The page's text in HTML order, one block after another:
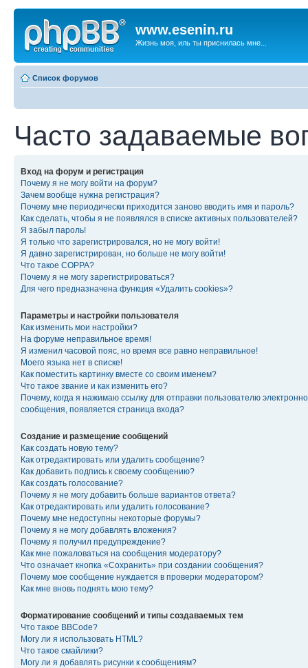
www.esenin.ru
Жизнь моя, иль ты приснилась мне...
Список форумов
Часто задаваемые
Вход на форум и регистрация
Почему я не могу войти на форум?
Зачем вообще нужна регистрация?
Почему мне периодически приходится заново вводить имя и пароль?
Как сделать, чтобы я не появлялся в списке активных пользователей?
Я забыл пароль!
Я только что зарегистрировался, но не могу войти!
Я давно зарегистрирован, но больше не могу войти!
Что такое COPPA?
Почему я не могу зарегистрироваться?
Для чего предназначена функция «Удалить cookies»?
Параметры и настройки пользователя
Как изменить мои настройки?
На форуме неправильное время!
Я изменил часовой пояс, но время все равно неправильное!
Моего языка нет в списке!
Как поместить картинку вместе со своим именем?
Что такое звание и как изменить его?
Почему, когда я нажимаю ссылку для отправки пользователю
сообщения, появляется страница входа?
Создание и размещение сообщений
Как создать новую тему?
Как отредактировать или удалить сообщение?
Как добавить подпись к своему сообщению?
Как создать голосование?
Почему я не могу добавить больше вариантов ответа?
Как отредактировать или удалить голосование?
Почему мне недоступны некоторые форумы?
Почему я не могу добавлять вложения?
Почему я получил предупреждение?
Как мне пожаловаться на сообщения модератору?
Что означает кнопка «Сохранить» при создании сообщения?
Почему мое сообщение нуждается в проверки модератором?
Как мне вновь поднять мою тему?
Форматирование сообщений и типы создаваемых тем
Что такое BBCode?
Могу ли я использовать HTML?
Что такое смайлики?
Могу ли я добавлять рисунки к сообщениям?